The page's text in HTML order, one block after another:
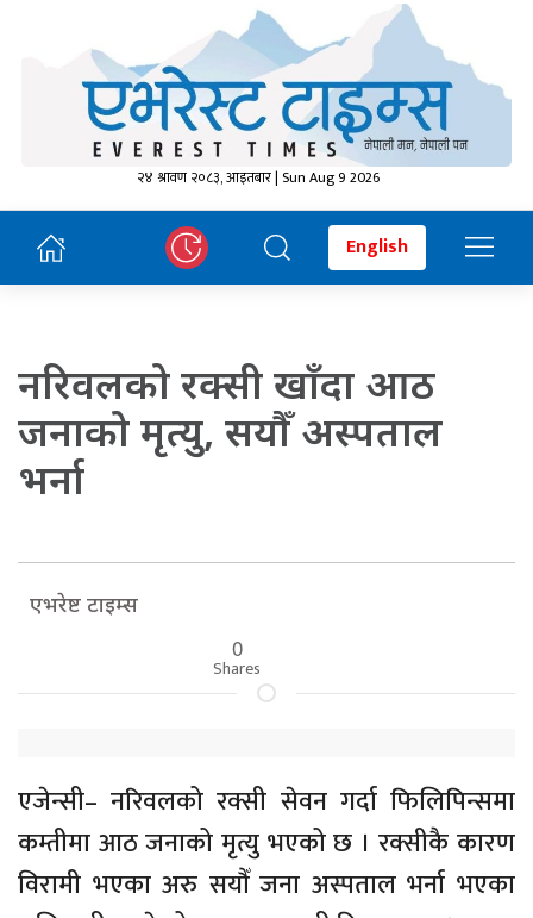
२४ श्रावण २०८३, आइतबार | Sun Aug 9 2026
English
नरिवलको रक्सी खाँदा आठ
जनाको मृत्यु, सयौँ अस्पताल
भर्ना
एभरेष्ट टाइम्स
0
Shares
एजेन्सी– नरिवलको रक्सी सेवन गर्दा फिलिपिन्समा
कम्तीमा आठ जनाको मृत्यु भएको छ । रक्सीकै कारण
विरामी भएका अरु सयौँ जना अस्पताल भर्ना भएका